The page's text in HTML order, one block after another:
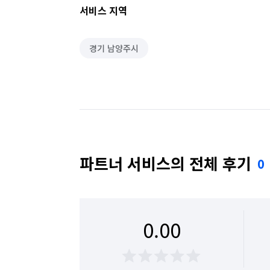
서비스 지역
경기 남양주시
파트너 서비스의 전체 후기 0
0.00